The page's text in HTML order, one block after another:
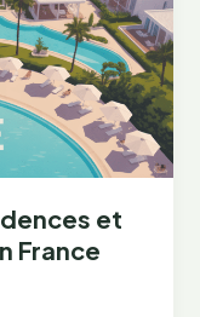
et
France